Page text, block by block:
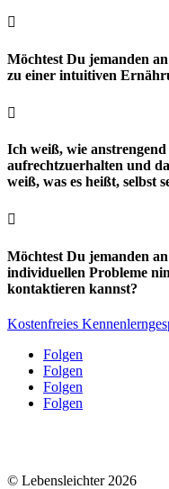

Möchtest Du jemanden
zu einer intuitiven

Ich weiß, wie anstrengend
aufrechtzuerhalten und
weiß, was es heißt, selbst

Möchtest Du jemanden
individuellen Probleme
kontaktieren kannst?
Kostenfreies
Folgen
Folgen
Folgen
Folgen
© Lebensleichter 2026